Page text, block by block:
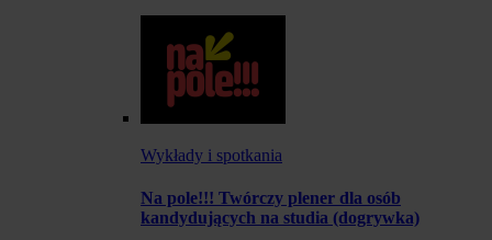
Wykłady i spotkania
Na pole!!! Twórczy plener dla osób
kandydujących na studia (dogrywka)